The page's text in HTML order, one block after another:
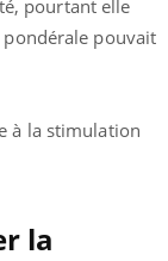
pourtant elle
pondérale pouvait
à la stimulation
la